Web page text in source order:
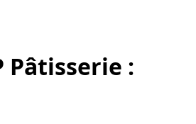
Pâtisserie :